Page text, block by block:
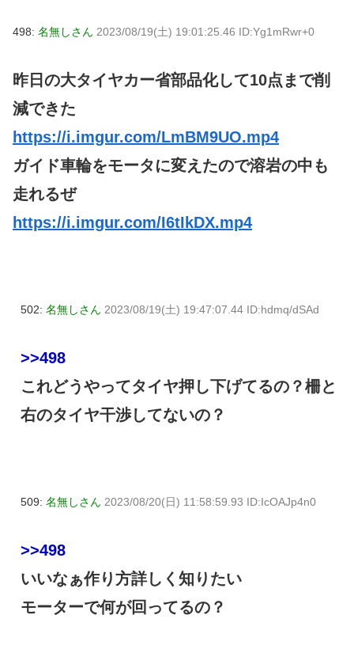
498: 名無しさん 2023/08/19(土) 19:01:25.46 ID:Yg1mRwr+0
昨日の大タイヤカー省部品化して10点まで削
減できた
https://i.imgur.com/LmBM9UO.mp4
ガイド車輪をモータに変えたので溶岩の中も
走れるぜ
https://i.imgur.com/I6tIkDX.mp4
502: 名無しさん 2023/08/19(土) 19:47:07.44 ID:hdmq/dSAd
>>498
これどうやってタイヤ押し下げてるの？柵と
右のタイヤ干渉してないの？
509: 名無しさん 2023/08/20(日) 11:58:59.93 ID:IcOAJp4n0
>>498
いいなぁ作り方詳しく知りたい
モーターで何が回ってるの？